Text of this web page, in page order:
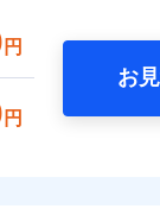
円
円
お